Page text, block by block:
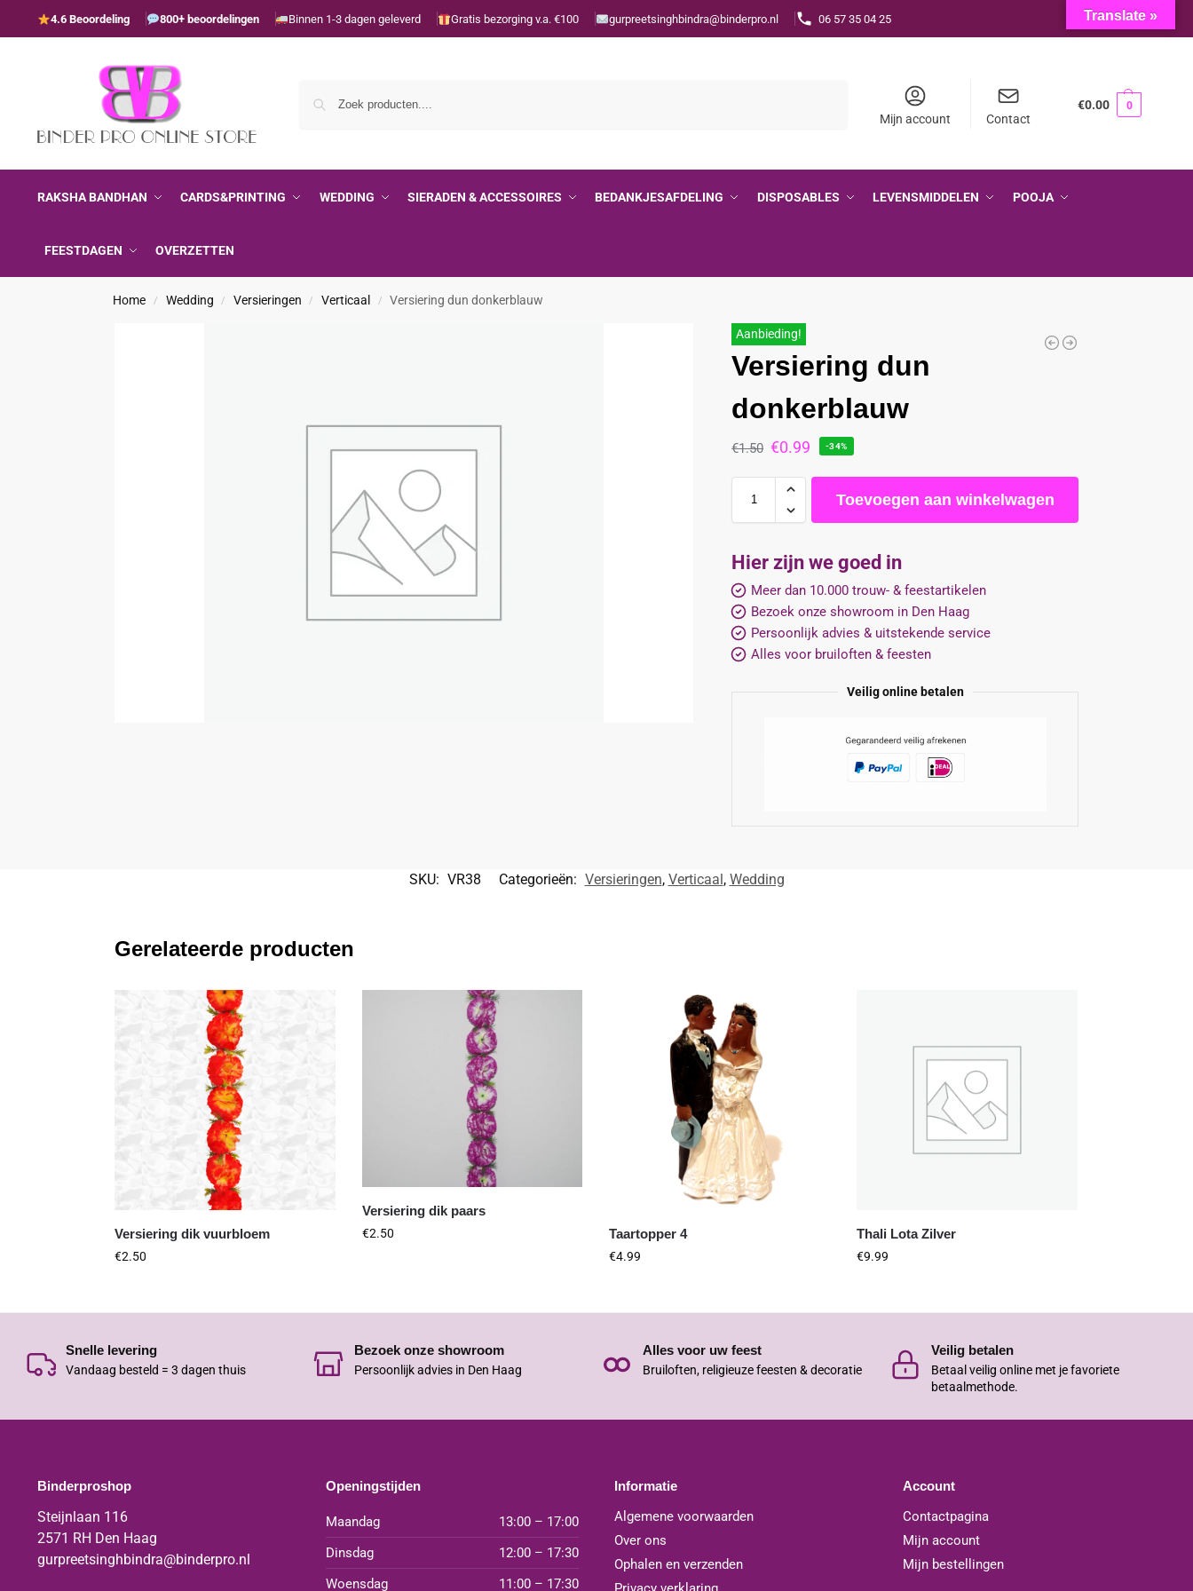
4.6 Beoordeling 800+ beoordelingen Binnen 1-3 dagen geleverd Gratis bezorging v.a. €100 gurpreetsinghbindra@binderpro.nl 06 57 35 04 25
Mijn account Contact
€0.00 0
RAKSHA BANDHAN CARDS&PRINTING WEDDING SIERADEN & ACCESSOIRES BEDANKJESAFDELING DISPOSABLES LEVENSMIDDELEN POOJA
FEESTDAGEN OVERZETTEN
Home / Wedding / Versieringen / Verticaal / Versiering dun donkerblauw
Aanbieding!
Versiering dun
donkerblauw
€1.50 €0.99 -34%
Toevoegen aan winkelwagen
Hier zijn we goed in
Meer dan 10.000 trouw- & feestartikelen
Bezoek onze showroom in Den Haag
Persoonlijk advies & uitstekende service
Alles voor bruiloften & feesten
Veilig online betalen
SKU: VR38 Categorieën: Versieringen, Verticaal, Wedding
Gerelateerde producten
Versiering dik vuurbloem
€2.50
Versiering dik paars
€2.50 Taartopper 4
€4.99
Thali Lota Zilver
€9.99
Snelle levering
Vandaag besteld = 3 dagen thuis
Bezoek onze showroom
Persoonlijk advies in Den Haag
Alles voor uw feest
Bruiloften, religieuze feesten & decoratie
Veilig betalen
Betaal veilig online met je favoriete
betaalmethode.
Binderproshop
Steijnlaan 116
2571 RH Den Haag
gurpreetsinghbindra@binderpro.nl
Openingstijden
Maandag
13:00 – 17:00
Dinsdag
12:00 – 17:30
Woensdag
11:00 – 17:30
Informatie
Algemene voorwaarden
Over ons
Ophalen en verzenden
Account
Contactpagina
Mijn account
Mijn bestellingen
Translate »